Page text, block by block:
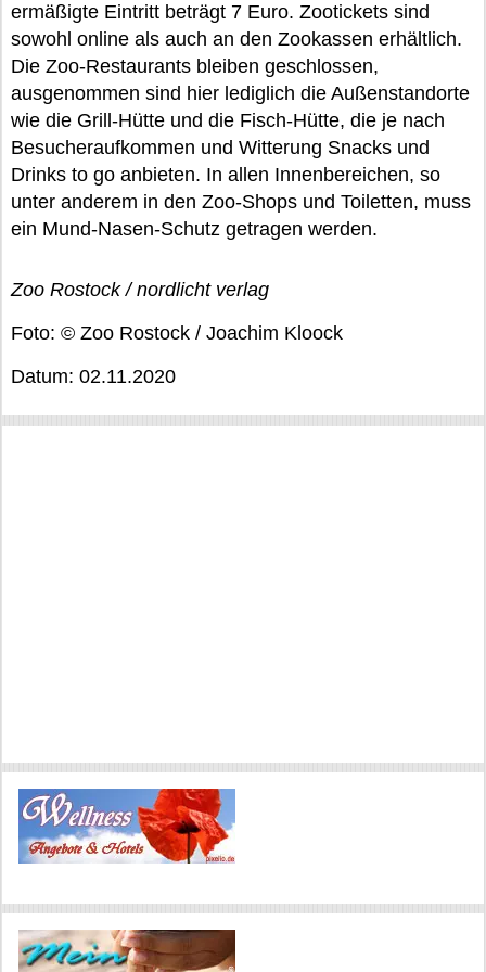
ermäßigte Eintritt beträgt 7 Euro. Zootickets sind
sowohl online als auch an den Zookassen erhältlich.
Die Zoo-Restaurants bleiben geschlossen,
ausgenommen sind hier lediglich die Außenstandorte
wie die Grill-Hütte und die Fisch-Hütte, die je nach
Besucheraufkommen und Witterung Snacks und
Drinks to go anbieten. In allen Innenbereichen, so
unter anderem in den Zoo-Shops und Toiletten, muss
ein Mund-Nasen-Schutz getragen werden.
Zoo Rostock / nordlicht verlag
Foto: © Zoo Rostock / Joachim Kloock
Datum: 02.11.2020